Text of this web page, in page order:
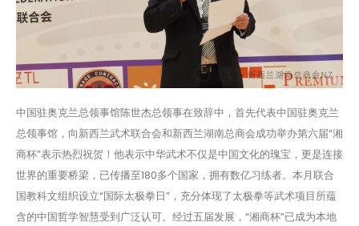
中国驻奥克兰总领事馆陈世杰总领事在致辞中，首先代表中国驻奥克兰
总领事馆，向新西兰武术联合会和新西兰湖南总商会成功举办第六届“湘
商杯”表示热烈祝贺！他表示中华武术不仅是中国文化的瑰宝，更是连接
世界的重要桥梁，已传播至180多个国家，拥有数亿习练者。本月联合
国教科文组织设立“国际太极拳日”，充分体现了太极拳等武术项目所蕴
含的中国哲学智慧受到广泛认可。经过五届发展，“湘商杯”已成为本地